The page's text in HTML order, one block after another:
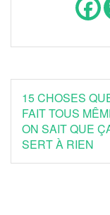
de
l’article
15 CHOSES
FAIT TOUS
ON SAIT QUE
SERT À RIEN